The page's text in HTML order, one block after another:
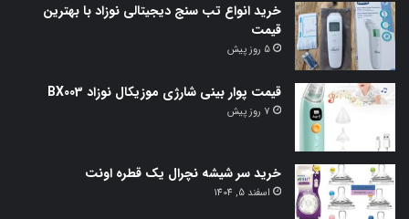
خرید انواع تب سنج دیجیتالی نوزاد با بهترین
قیمت
5 روز پیش
قیمت پوار بینی شارژی موزیکال نوزاد BX003
7 روز پیش
خرید سر شیشه نچرال یک قطره اونت
اسفند 5, 1404